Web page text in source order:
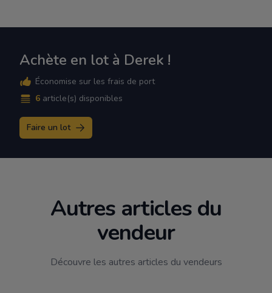
Achète en lot à Derek !
Économise sur les frais de port
6 article(s) disponibles
Faire un lot
Autres articles du
vendeur
Découvre les autres articles du vendeurs